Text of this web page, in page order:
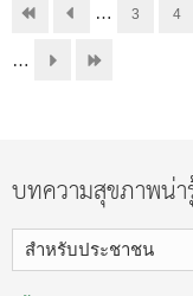
… 3 4
…
บทความสุขภาพน่
สำหรับประชาชน